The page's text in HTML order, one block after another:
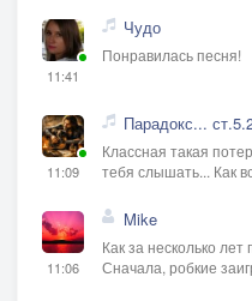
11:41
Чудо
Понравилась песня!
11:09
Парадокс...
Классная такая
тебя слышать... Как
11:06
Mike
Как за несколько
Сначала, робкие